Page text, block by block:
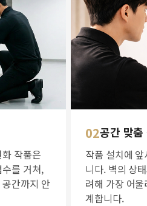
작품은
를 거쳐,
간까지 안
02공간 맞
작품 설치에
니다. 벽의 상
려해 가장 어
계합니다.